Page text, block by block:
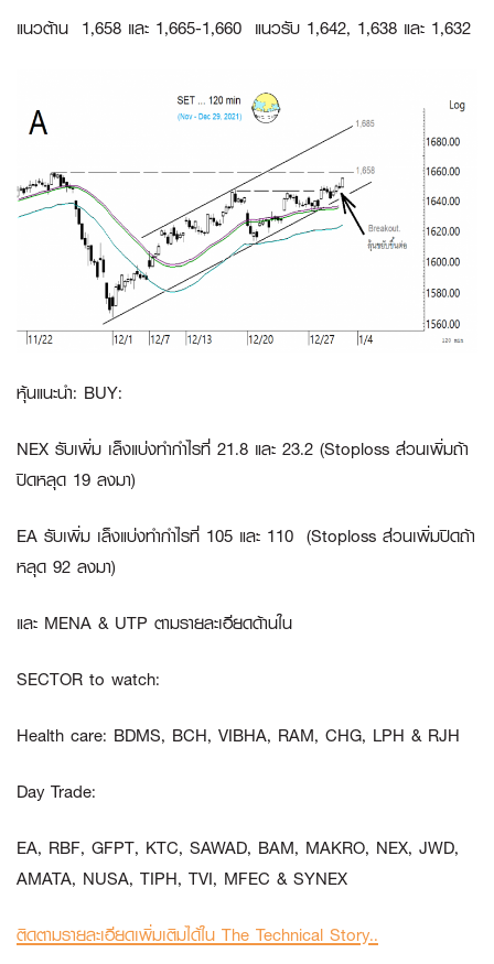
แนวต้าน 1,658 และ 1,665-1,660 แนวรับ 1,642, 1,638 และ 1,632
หุ้นแนะนำ: BUY:
NEX รับเพิ่ม เล็งแบ่งทำกำไรที่ 21.8 และ 23.2 (Stoploss ส่วนเพิ่มถ้า
ปิดหลุด 19 ลงมา)
EA รับเพิ่ม เล็งแบ่งทำกำไรที่ 105 และ 110 (Stoploss ส่วนเพิ่มปิดถ้า
หลุด 92 ลงมา)
และ MENA & UTP ตามรายละเอียดด้านใน
SECTOR to watch:
Health care: BDMS, BCH, VIBHA, RAM, CHG, LPH & RJH
Day Trade:
EA, RBF, GFPT, KTC, SAWAD, BAM, MAKRO, NEX, JWD,
AMATA, NUSA, TIPH, TVI, MFEC & SYNEX
ติดตามรายละเอียดเพิ่มเติมได้ใน The Technical Story..